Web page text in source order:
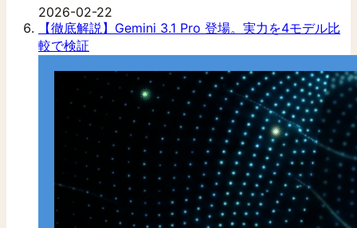
2026-02-22
【徹底解説】Gemini 3.1 Pro 登場。実力を4モデル比
較で検証